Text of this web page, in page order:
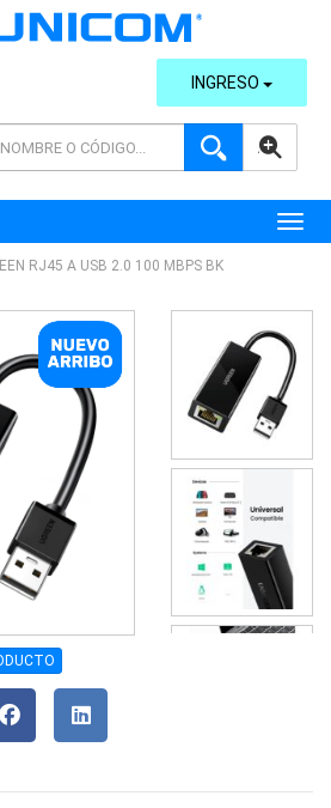
AVANZADA
INGRESO
RJ45 A USB 2.0 100 MBPS BK